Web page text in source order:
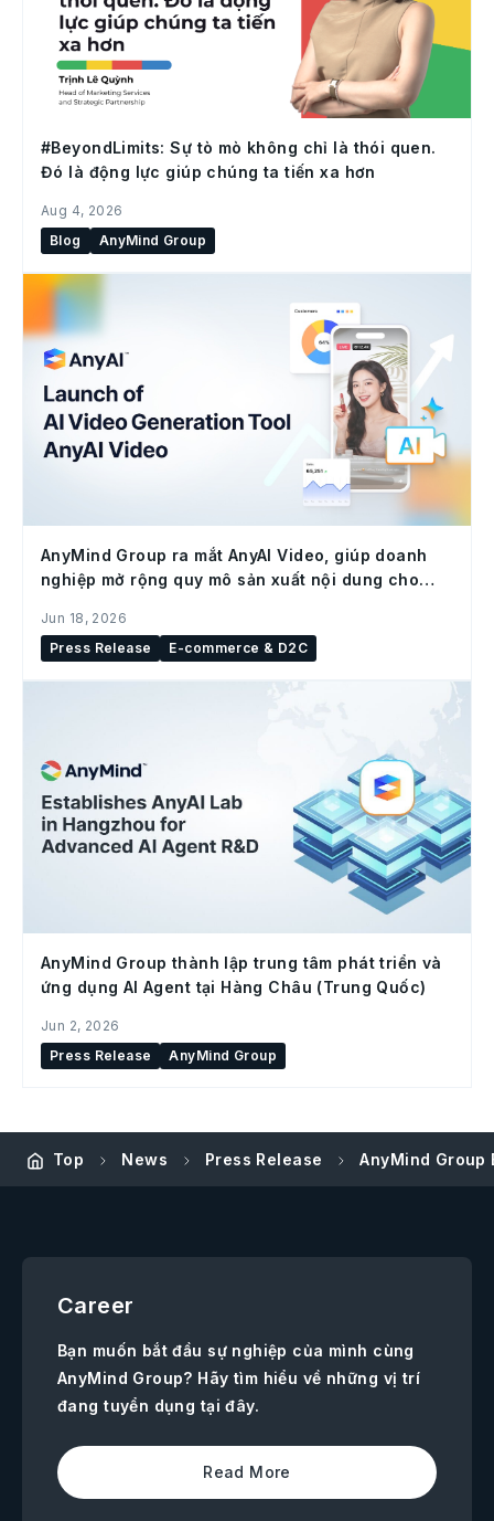
#BeyondLimits: Sự tò mò không chỉ là thói quen.
Đó là động lực giúp chúng ta tiến xa hơn
Aug 4, 2026
Blog
AnyMind Group
AnyMind Group ra mắt AnyAI Video, giúp doanh
nghiệp mở rộng quy mô sản xuất nội dung cho
Jun 18, 2026
Press Release
E-commerce & D2C
AnyMind Group thành lập trung tâm phát triển và
ứng dụng AI Agent tại Hàng Châu (Trung Quốc)
Jun 2, 2026
Press Release
AnyMind Group
Top News Press Release AnyMind Group
Career
Bạn muốn bắt đầu sự nghiệp của mình cùng
AnyMind Group? Hãy tìm hiểu về những vị trí
đang tuyển dụng tại đây.
Read More